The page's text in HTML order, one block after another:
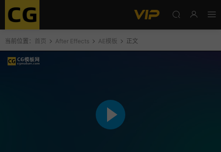
当前位置： 首页 After Effects AE模板 正文